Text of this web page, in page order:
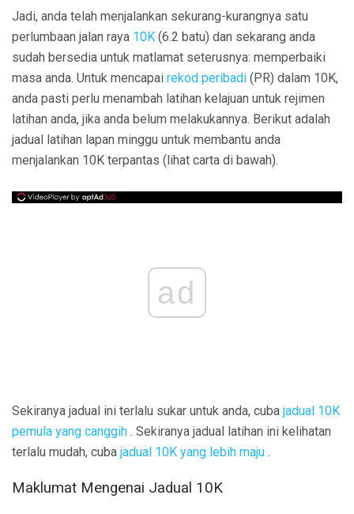
Jadi, anda telah menjalankan sekurang-kurangnya satu
perlumbaan jalan raya 10K (6.2 batu) dan sekarang anda
sudah bersedia untuk matlamat seterusnya: memperbaiki
masa anda. Untuk mencapai rekod peribadi (PR) dalam 10K,
anda pasti perlu menambah latihan kelajuan untuk rejimen
latihan anda, jika anda belum melakukannya. Berikut adalah
jadual latihan lapan minggu untuk membantu anda
menjalankan 10K terpantas (lihat carta di bawah).
ad
Sekiranya jadual ini terlalu sukar untuk anda, cuba jadual 10K
pemula yang canggih . Sekiranya jadual latihan ini kelihatan
terlalu mudah, cuba jadual 10K yang lebih maju .
Maklumat Mengenai Jadual 10K